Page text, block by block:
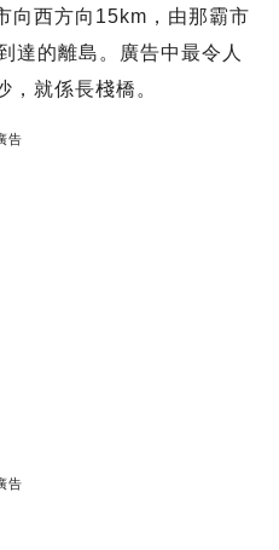
向西方向15km，由那霸市
達的離島。廣告中最令人
，就係長棧橋。
告
告